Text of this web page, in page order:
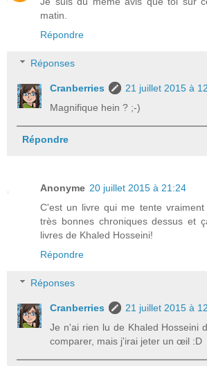
matin.
Répondre
Réponses
Cranberries
21 juillet 2015 à
Magnifique hein ? ;-)
Répondre
Anonyme 20 juillet 2015 à 21:24
C'est un livre qui me tente
très bonnes chroniques dessus et
livres de Khaled Hosseini!
Répondre
Réponses
Cranberries
21 juillet 2015 à
Je n'ai rien lu de Khaled Hosseini
comparer, mais j'irai jeter un œil :D